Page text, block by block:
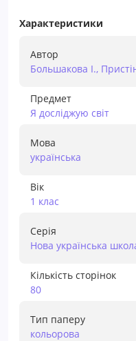
Характеристики
Автор
Большакова І.,
Предмет
Я досліджую світ
Мова
українська
Вік
1 клас
Серія
Нова українська
Кількість сторінок
80
Тип паперу
кольорова